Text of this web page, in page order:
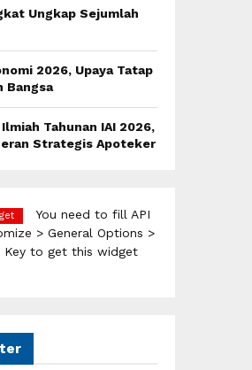
Ungkap Sejumlah
2026, Upaya Tatap
Bangsa
Tahunan IAI 2026,
Strategis Apoteker
You need to fill API
> General Options >
Key to get this widget